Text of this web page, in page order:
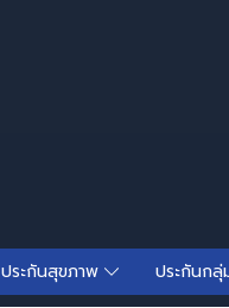
ประกันสุขภาพ ประกันกลุ่